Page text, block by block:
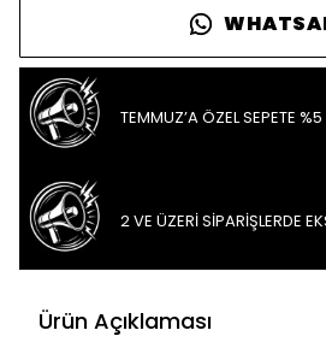
TEMMUZ’A ÖZEL SEPETE
2 VE ÜZERİ SİPARİŞLERDE
Ürün Açıklaması